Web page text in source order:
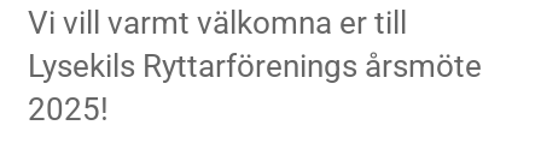
Vi vill varmt välkomna er till
Lysekils Ryttarförenings årsmöte
2025!